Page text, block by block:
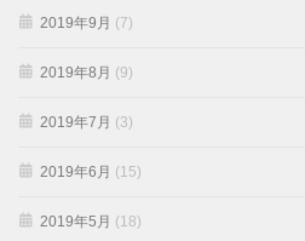
2019年9月 (7)
2019年8月 (9)
2019年7月 (3)
2019年6月 (15)
2019年5月 (18)